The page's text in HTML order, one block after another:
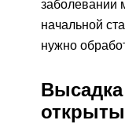
заболевании
начальной
нужно